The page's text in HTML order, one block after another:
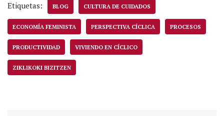
Etiquetas: BLOG CULTURA DE CUIDADOS
ECONOMÍA FEMINISTA PERSPECTIVA CÍCLICA PROCESOS
PRODUCTIVIDAD VIVIENDO EN CÍCLICO
ZIKLIKOKI BIZITZEN